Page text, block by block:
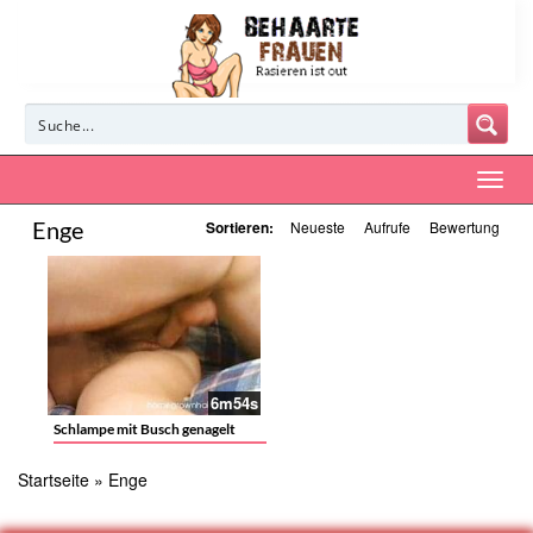
Enge Sortieren: Neueste Aufrufe Bewertung
6m54s
Schlampe mit Busch genagelt
Startseite » Enge